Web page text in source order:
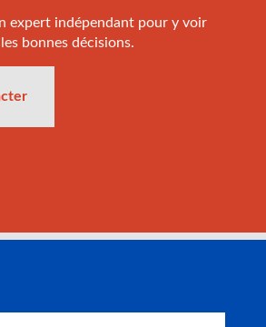
expert indépendant pour y voir
bonnes décisions.